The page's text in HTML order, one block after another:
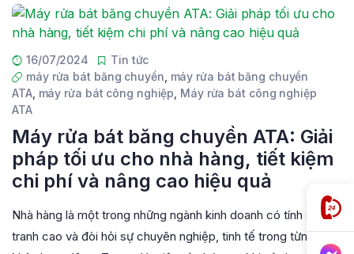
16/07/2024
Tin tức
máy rửa bát băng chuyền máy rửa bát băng chuyền
ATA, máy rửa bát công nghiệp Máy rửa bát công nghiệp
ATA
Máy rửa bát băng chuyền ATA: Giải
pháp tối ưu cho nhà hàng, tiết kiệm
chi phí và nâng cao hiệu quả
Nhà hàng là một trong những ngành kinh doanh có tính cạnh
tranh cao và đòi hỏi sự chuyên nghiệp, tinh tế trong từng